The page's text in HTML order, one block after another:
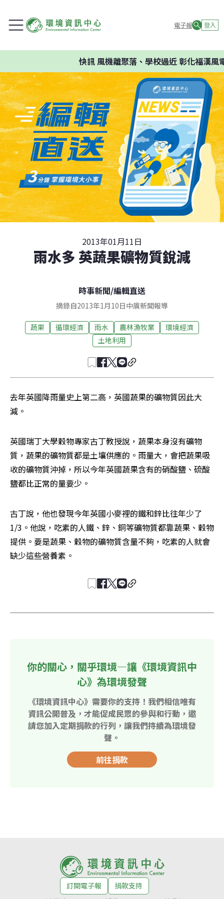
電子報 登入
快訊風機離聚落、學校過近 彰化福漢風
2013年01月11日
雨水多 英蔬果礦物質銳減
時事新聞/編輯直送
摘錄自2013年1月10日中廣新聞報導
蔬果 循環經濟 雨水 農林漁牧業
環境經濟
土地利用
去年英國降雨量史上第二高，英國蔬果的礦物質因此大
減。
英國瑞丁大學穀物專家古丁教授說，蔬果本身沒有礦物
質，蔬果的礦物質都是土壤供應的。雨量大，會把蔬果吸
收的礦物質沖掉，所以今年英國蔬果含有的硝酸鹽、硫酸
鹽都比正常的量要少。
古丁說，他也發現今年英國小麥裡的鐵和鋅比往年少了
1/3。他說，吃素的人鐵、鋅、銅等礦物質都靠蔬果、穀物
提供。要是蔬果、穀物的礦物質含量不夠，吃素的人就會
缺少這些營養素。
你的關心，關乎環境—讓《環境資訊中
心》為環境發聲
《環境資訊中心》需要你的支持！我們相信唯有
資訊公開普及，才能促成民眾的參與和行動，邀
請您加入定期捐款的行列，讓我們持續為環境發
聲。
前往捐款
訂閱電子報
捐款支持